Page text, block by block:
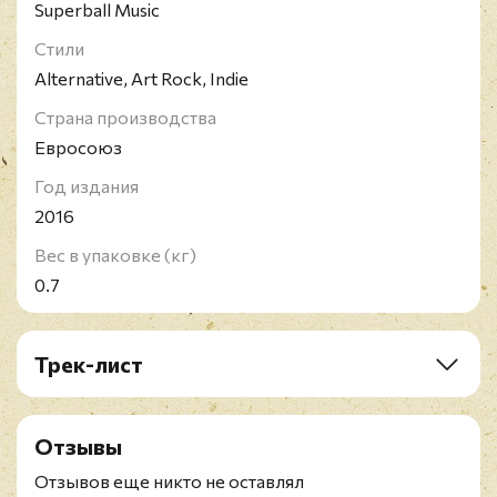
Superball Music
Стили
Alternative, Art Rock, Indie
Страна производства
Евросоюз
Год издания
2016
Вес в упаковке (кг)
0.7
Трек-лист
LP:
A2. Warm Insurrection
A3. In Words Of A Not So Famous Man
Отзывы
Отзывов еще никто не оставлял